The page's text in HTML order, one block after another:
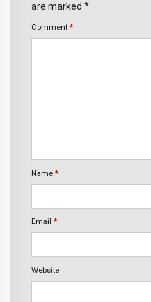
are marked *
Comment *
Name *
Email *
Website